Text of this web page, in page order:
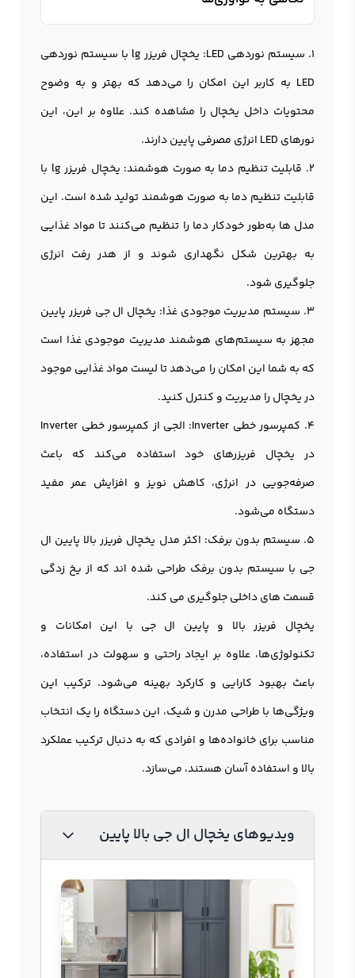
1. سیستم نوردهی LED: يخچال فريزر lg با سیستم نوردهی
LED به کاربر این امکان را می‌دهد که بهتر و به وضوح
محتویات داخل یخچال را مشاهده کند. علاوه بر این، این
نورهای LED انرژی مصرفی پایین دارند.
2. قابلیت تنظیم دما به صورت هوشمند: یخچال فریزر lg با
قابلیت تنظیم دما به صورت هوشمند تولید شده است. این
مدل ها به‌طور خودکار دما را تنظیم می‌کنند تا مواد غذایی
به بهترین شکل نگهداری شوند و از هدر رفت انرژی
جلوگیری شود.
3. سیستم مدیریت موجودی غذا: یخچال ال جی فریزر پایین
مجهز به سیستم‌های هوشمند مدیریت موجودی غذا است
که به شما این امکان را می‌دهد تا لیست مواد غذایی موجود
در يخچال را مدیریت و کنترل کنید.
4. کمپرسور خطی Inverter: الجی از کمپرسور خطی Inverter
در یخچال فریزرهای خود استفاده می‌کند که باعث
صرفه‌جویی در انرژی، کاهش نویز و افزایش عمر مفید
دستگاه می‌شود.
5. سیستم بدون برفک: اکثر مدل یخچال فریزر بالا پایین ال
جی با سیستم بدون برفک طراحی شده اند که از یخ زدگی
قسمت های داخلی جلوگیری می کند.
یخچال فریزر بالا و پایین ال جی با این امکانات و
تکنولوژی‌ها، علاوه بر ایجاد راحتی و سهولت در استفاده،
باعث بهبود کارایی و کارکرد بهینه می‌شود. ترکیب این
ویژگی‌ها با طراحی مدرن و شیک، این دستگاه را یک انتخاب
مناسب برای خانواده‌ها و افرادی که به دنبال ترکیب عملکرد
بالا و استفاده آسان هستند، می‌سازد.
ویدیوهای یخچال ال جی بالا پایین